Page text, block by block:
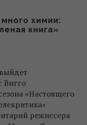
химии:
книга»
Вигго
«Настоящего
режиссера